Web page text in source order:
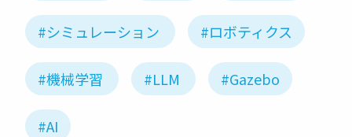
#シミュレーション #ロボティクス
#機械学習 #LLM #Gazebo
#AI